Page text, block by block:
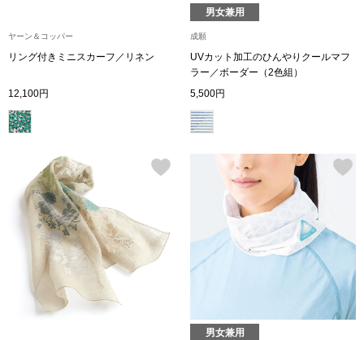
ン雑貨
トレーナー／
ベスト
その他
ボトムス
パンツ／スラ
ヤーン＆コッパー
リング付きミニスカーフ／リネン
12,100円
男女兼用
成願
UVカット加工のひんやりクールマフ
ラー／ボーダー（2色組）
5,500円
男女兼用